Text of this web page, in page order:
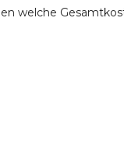
welche